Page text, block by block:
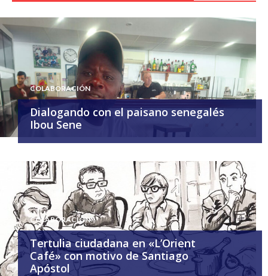
COLABORACIÓN
Dialogando con el paisano senegalés
Ibou Sene
COLABORACIÓN
Tertulia ciudadana en «L’Orient
Café» con motivo de Santiago
Apóstol